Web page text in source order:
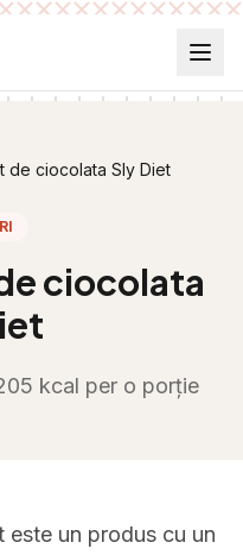
de ciocolata Sly Diet
ciocolata
kcal per o porție
este un produs cu un